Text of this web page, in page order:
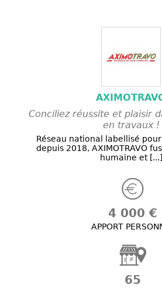
Conciliez réussite et plaisir
en travaux !
Réseau national labellisé
depuis 2018, AXIMOTRAVO
humaine et [...]
4 000 €
APPORT
65